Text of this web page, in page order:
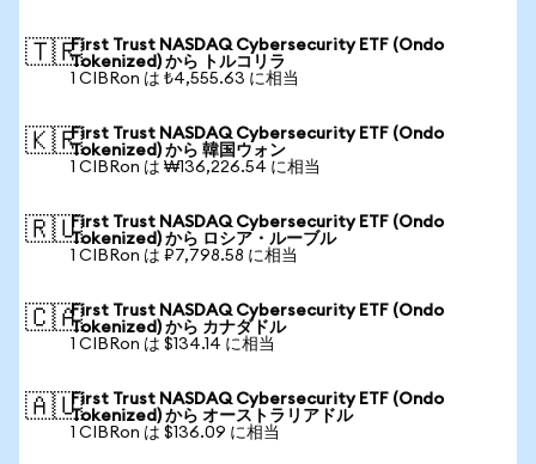
🇹🇷First Trust NASDAQ Cybersecurity ETF (Ondo
Tokenized) から トルコリラ
1 CIBRon は ₺4,555.63 に相当
🇰🇷First Trust NASDAQ Cybersecurity ETF (Ondo
Tokenized) から 韓国ウォン
1 CIBRon は ₩136,226.54 に相当
🇷🇺First Trust NASDAQ Cybersecurity ETF (Ondo
Tokenized) から ロシア・ルーブル
1 CIBRon は ₽7,798.58 に相当
🇨🇦First Trust NASDAQ Cybersecurity ETF (Ondo
Tokenized) から カナダドル
1 CIBRon は $134.14 に相当
🇦🇺First Trust NASDAQ Cybersecurity ETF (Ondo
Tokenized) から オーストラリアドル
1 CIBRon は $136.09 に相当